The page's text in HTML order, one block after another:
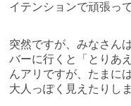
イテンションで頑張っ
突然ですが、みなさん
バーに行くと「とりあ
んアリですが、たまに
大人っぽく見えたりし